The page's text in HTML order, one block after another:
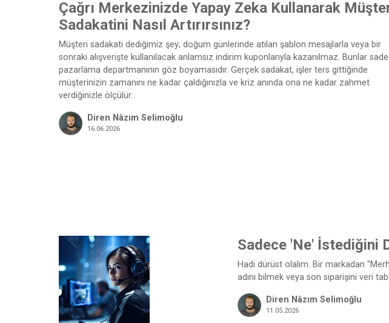
Çağrı Merkezinizde Yapay Zeka Kullanarak
Sadakatini Nasıl Artırırsınız?
Müşteri sadakati dediğimiz şey; doğum günlerinde atılan şablon mesajlarla veya bir
sonraki alışverişte kullanılacak anlamsız indirim kuponlarıyla kazanılmaz. Bunlar
pazarlama departmanının göz boyamasıdır. Gerçek sadakat, işler ters gittiğinde
müşterinizin zamanını ne kadar çaldığınızla ve kriz anında ona ne kadar zahmet
verdiğinizle ölçülür.
Diren Nâzım Selimoğlu
16.06.2026
Sadece 'Ne' İstediğini
Hadi dürüst olalım. Bir markadan
adını bilmek veya son siparişini veri
Diren Nâzım Selimoğlu
11.05.2026